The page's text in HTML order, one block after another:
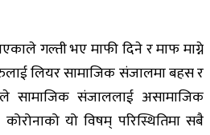
गल्ती भए माफी दिने र माफ माग्ने
लियर सामाजिक संजालमा बहस र
सामाजिक संजाललाई असामाजिक
यो विषम् परिस्थितिमा सबै